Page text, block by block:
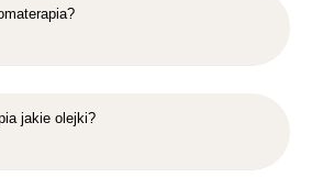
jakie olejki?